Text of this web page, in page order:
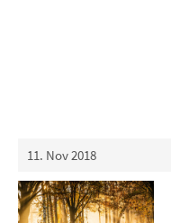
11. Nov 2018